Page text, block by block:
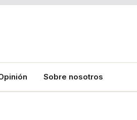
Sobre nosotros